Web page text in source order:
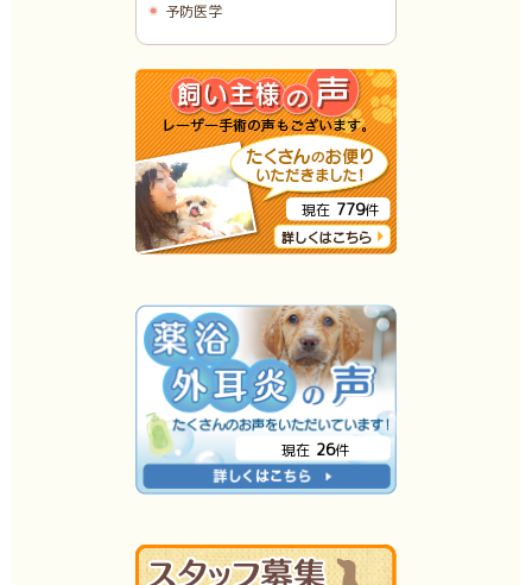
予防医学
現在 779件
現在 26件